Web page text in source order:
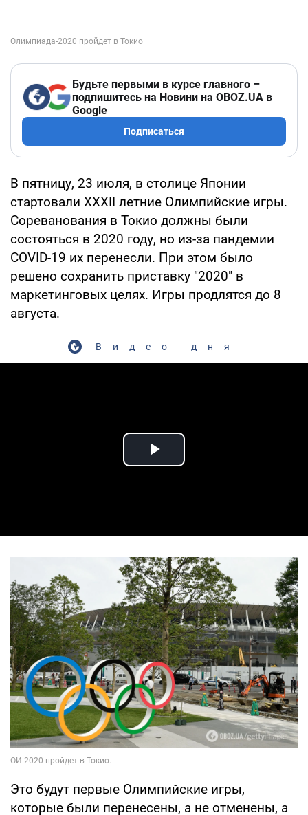
Будьте первыми в курсе главного –
подпишитесь на Новини на OBOZ.UA в
Google
Подписаться
В пятницу, 23 июля, в столице Японии
стартовали XXXII летние Олимпийские игры.
Сореванования в Токио должны были
состояться в 2020 году, но из-за пандемии
COVID-19 их перенесли. При этом было
решено сохранить приставку "2020" в
маркетинговых целях. Игры продлятся до 8
августа.
Видео дня
Play Video
Это будут первые Олимпийские игры,
которые были перенесены, а не отменены, а